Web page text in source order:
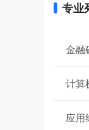
专业
金融
计算
应用